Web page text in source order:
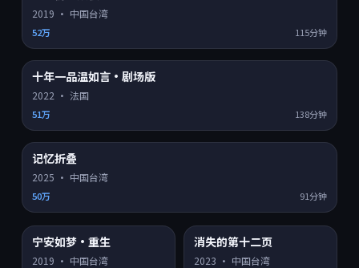
2019 · 中国台湾
52万 115分钟
8.2
十年一品温如言·剧场版
2022 · 法国
51万 138分钟
8.9
记忆折叠
2025 · 中国台湾
50万 91分钟
8.3
宁安如梦·重生
2019 · 中国台湾
7.2
消失的第十二页
2023 · 中国台湾